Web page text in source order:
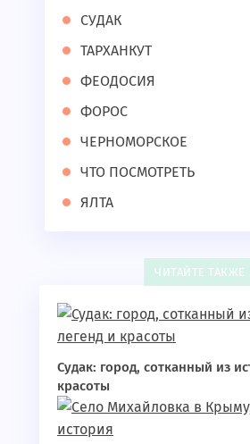
СУДАК
ТАРХАНКУТ
ФЕОДОСИЯ
ФОРОС
ЧЕРНОМОРСКОЕ
ЧТО ПОСМОТРЕТЬ
ЯЛТА
ЧИТАЙТЕ ТАКЖЕ
Судак: город, сотканный из
красоты